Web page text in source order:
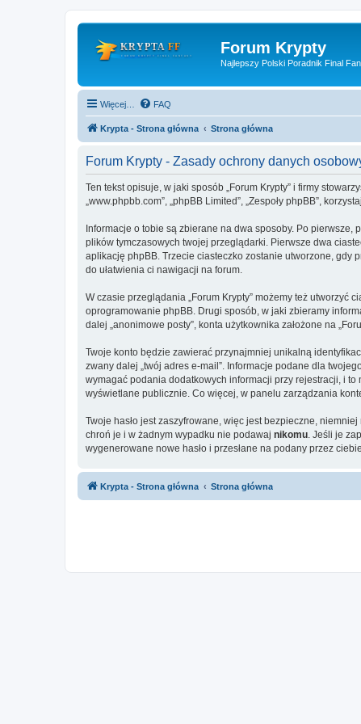
Forum Krypty
Najlepszy Polski Poradnik Final
Więcej… FAQ
Krypta - Strona główna Strona główna
Forum Krypty - Zasady ochrony danych
Ten tekst opisuje, w jaki sposób „Forum Krypty” i firmy
„www.phpbb.com”, „phpBB Limited”, „Zespoły phpBB”,
Informacje o tobie są zbierane na dwa sposoby. Po pierwsze,
plików tymczasowych twojej przeglądarki. Pierwsze dwa
aplikację phpBB. Trzecie ciasteczko zostanie utworzone, gdy
do ułatwienia ci nawigacji na forum.
W czasie przeglądania „Forum Krypty” możemy też
oprogramowanie phpBB. Drugi sposób, w jaki zbieramy
dalej „anonimowe posty”, konta użytkownika założone na
Twoje konto będzie zawierać przynajmniej unikalną
zwany dalej „twój adres e-mail”. Informacje podane dla
wymagać podania dodatkowych informacji przy rejestracji, i
wyświetlane publicznie. Co więcej, w panelu zarządzania
Twoje hasło jest zaszyfrowane, więc jest bezpieczne,
chroń je i w żadnym wypadku nie podawaj nikomu . Jeśli je
wygenerowane nowe hasło i przesłane na podany przez
Krypta - Strona główna Strona główna